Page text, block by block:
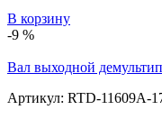
В корзину
-9 %
Вал выходной
Артикул: RTD-11609A-